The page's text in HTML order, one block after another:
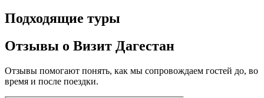
Подходящие туры
Отзывы о Визит Дагестан
Отзывы помогают понять, как мы сопровождаем гостей до, во
время и после поездки.